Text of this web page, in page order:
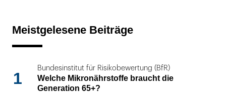
Meistgelesene Beiträge
1
Bundesinstitut für Risikobewertung (BfR)
Welche Mikronährstoffe braucht die
Generation 65+?